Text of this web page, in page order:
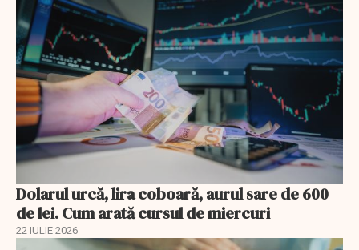
Dolarul urcă, lira coboară, aurul sare de 600
de lei. Cum arată cursul de miercuri
22 IULIE 2026